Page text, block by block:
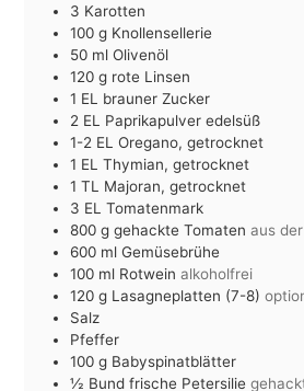
3 Karotten
100 g Knollensellerie
50 ml Olivenöl
120 g rote Linsen
1 EL brauner Zucker
2 EL Paprikapulver edelsüß
1-2 EL Oregano, getrocknet
1 EL Thymian, getrocknet
1 TL Majoran, getrocknet
3 EL Tomatenmark
800 g gehackte Tomaten aus
600 ml Gemüsebrühe
100 ml Rotwein alkoholfrei
120 g Lasagneplatten (7-8)
Salz
Pfeffer
100 g Babyspinatblätter
½ Bund frische Petersilie